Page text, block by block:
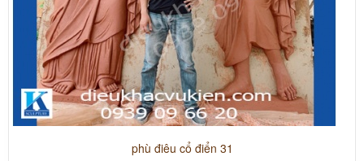
phù điêu cổ điển 31